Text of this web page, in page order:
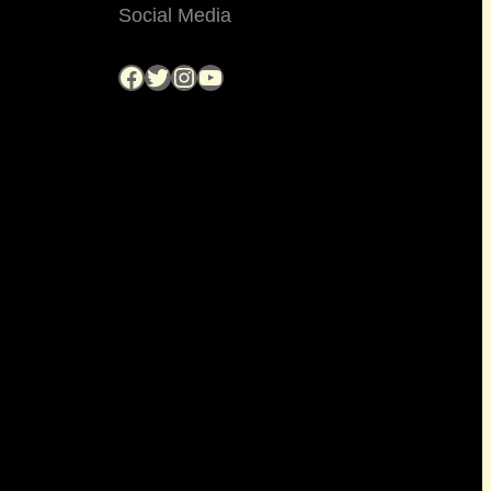
Social Media
Facebook Twitter InstagramYouTube